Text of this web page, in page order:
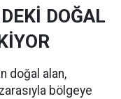
DOĞAL
doğal alan,
bölgeye